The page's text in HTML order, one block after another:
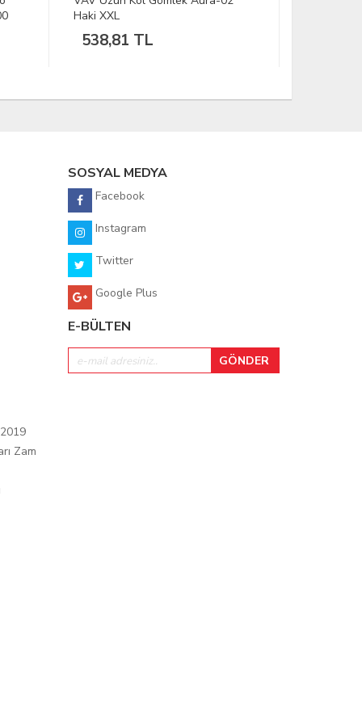
Haki XXL
538,81 TL
Zam
SOSYAL MEDYA
Facebook
Instagram
Twitter
Google Plus
E-BÜLTEN